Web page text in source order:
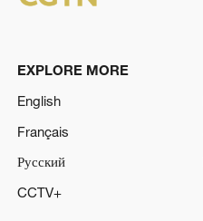
EXPLORE MORE
English
Français
Русский
CCTV+